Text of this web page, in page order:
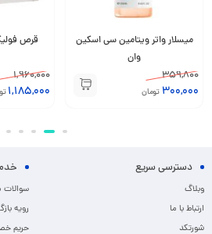
میسلار واتر ویتامین سی اسکین
وان
359,800
300,000 تومان
1,960,000
1,185,000
دسترسی سریع
وبلاگ
ارتباط با ما
شورتکد
سوالات
رویه
حریم